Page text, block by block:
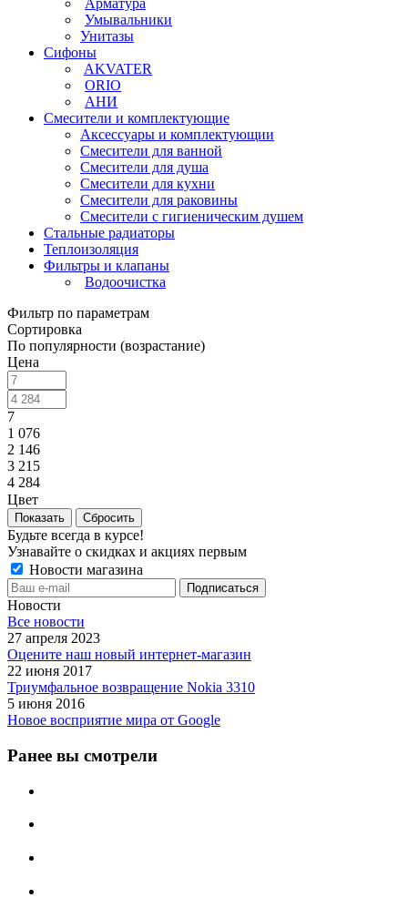
Арматура
Умывальники
Унитазы
Сифоны
AKVATER
ORIO
АНИ
Смесители и комплектующие
Аксессуары и комплектующии
Смесители для ванной
Смесители для душа
Смесители для кухни
Смесители для раковины
Смесители с гигиеническим душем
Стальные радиаторы
Теплоизоляция
Фильтры и клапаны
Водоочистка
Фильтр по параметрам
Сортировка
По популярности (возрастание)
Цена
7
1 076
2 146
3 215
4 284
Цвет
Сбросить
Будьте всегда в курсе!
Узнавайте о скидках и акциях первым
Новости магазина
Новости
Все новости
27 апреля 2023
Оцените наш новый интернет-магазин
22 июня 2017
Триумфальное возвращение Nokia 3310
5 июня 2016
Новое восприятие мира от Google
Ранее вы смотрели